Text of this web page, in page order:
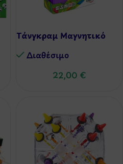
Τάνγκραμ Μαγνητικό
Διαθέσιμo
22,00 €